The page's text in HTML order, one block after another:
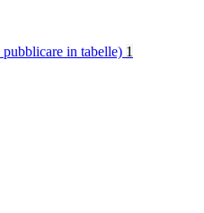
in tabelle) 1